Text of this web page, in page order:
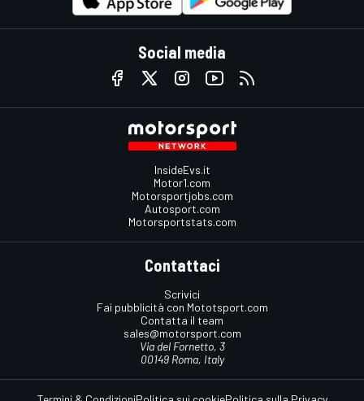
Social media
InsideEvs.it
Motor1.com
Motorsportjobs.com
Autosport.com
Motorsportstats.com
Contattaci
Scrivici
Fai pubblicità con Mototsport.com
Contatta il team
sales@motorsport.com
Via del Fornetto, 3
00149 Roma, Italy